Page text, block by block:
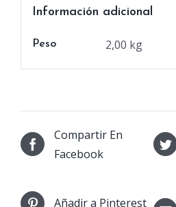
Información adicional
Peso 2,00 kg
Compartir En
Facebook
Añadir a Pinterest